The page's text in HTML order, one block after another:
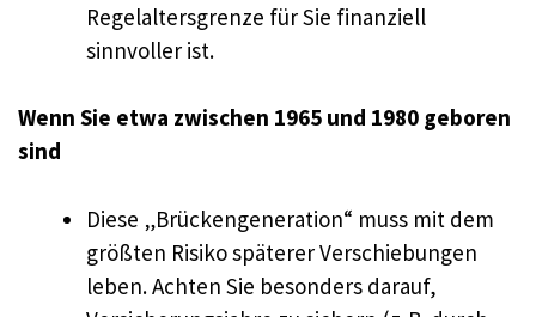
Regelaltersgrenze für Sie finanziell
sinnvoller ist.
Wenn Sie etwa zwischen 1965 und 1980 geboren
sind
Diese „Brückengeneration“ muss mit dem
größten Risiko späterer Verschiebungen
leben. Achten Sie besonders darauf,